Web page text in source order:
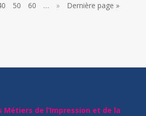
50 60 … » Dernière page »
Métiers de l’Impression et de la